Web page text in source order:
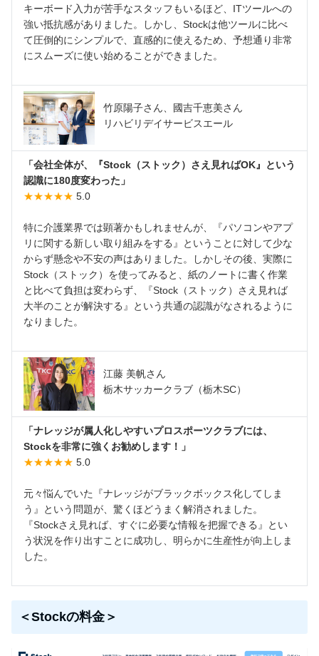
キーボード入力が苦手なスタッフもいるほど、ITツールへの
強い抵抗感がありました。しかし、Stockは他ツールに比べ
て圧倒的にシンプルで、直感的に使えるため、予想通り非常
にスムーズに使い始めることができました。
竹原陽子さん、國吉千恵美さん
リハビリデイサービスエール
「会社全体が、『Stock（ストック）さえ見ればOK』という
認識に180度変わった」
★★★★★ 5.0
特に介護業界では顕著かもしれませんが、『パソコンやアプ
リに関する新しい取り組みをする』ということに対して少な
からず懸念や不安の声はありました。しかしその後、実際に
Stock（ストック）を使ってみると、紙のノートに書く作業
と比べて負担は変わらず、『Stock（ストック）さえ見れば
大半のことが解決する』という共通の認識がなされるように
なりました。
江藤 美帆さん
栃木サッカークラブ（栃木SC）
「ナレッジが属人化しやすいプロスポーツクラブには、
Stockを非常に強くお勧めします！」
★★★★★ 5.0
元々悩んでいた『ナレッジがブラックボックス化してしま
う』という問題が、驚くほどうまく解消されました。
『Stockさえ見れば、すぐに必要な情報を把握できる』とい
う状況を作り出すことに成功し、明らかに生産性が向上しま
した。
＜Stockの料金＞